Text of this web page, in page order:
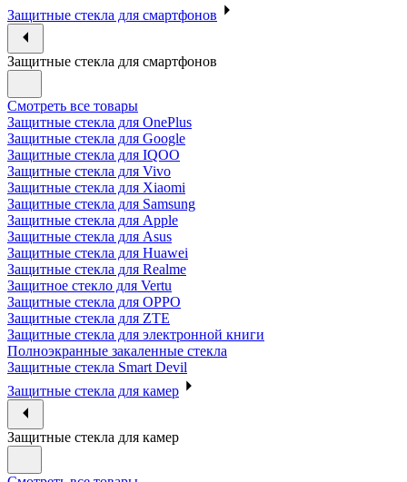
Защитные стекла для смартфонов
Защитные стекла для смартфонов
Смотреть все товары
Защитные стекла для OnePlus
Защитные стекла для Google
Защитные стекла для IQOO
Защитные стекла для Vivo
Защитные стекла для Xiaomi
Защитные стекла для Samsung
Защитные стекла для Apple
Защитные стекла для Asus
Защитные стекла для Huawei
Защитные стекла для Realme
Защитное стекло для Vertu
Защитные стекла для OPPO
Защитные стекла для ZTE
Защитные стекла для электронной книги
Полноэкранные закаленные стекла
Защитные стекла Smart Devil
Защитные стекла для камер
Защитные стекла для камер